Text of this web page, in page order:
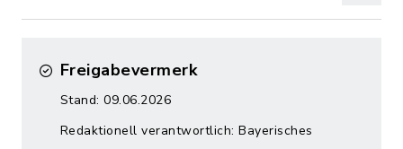
Freigabevermerk
Stand: 09.06.2026
Redaktionell verantwortlich: Bayerisches